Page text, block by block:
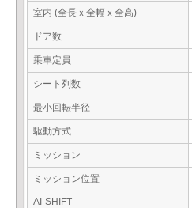
室内 (全長ｘ全幅ｘ全高)
ドア数
乗車定員
シート列数
最小回転半径
駆動方式
ミッション
ミッション位置
AI-SHIFT